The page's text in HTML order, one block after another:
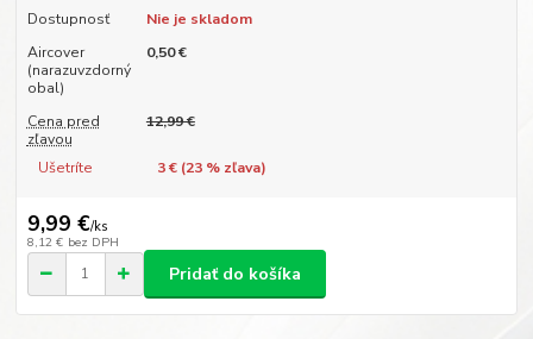
Dostupnosť
Nie je skladom
Aircover
(narazuvzdorný
obal)
0,50 €
Cena pred
zľavou
12,99 €
Ušetríte 3 € (23% zľava)
9,99 €/ks
8,12 € bez DPH
Pridať do košíka